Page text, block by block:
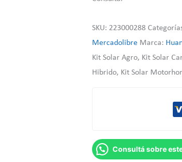
SKU: 223000288
Mercadolibre Marca:
Kit Solar Agro, Kit Solar
Hibrido, Kit Solar
Consultá sobre